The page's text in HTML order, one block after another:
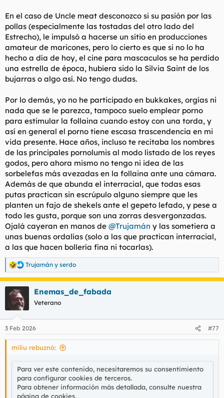
En el caso de Uncle meat desconozco si su pasión por las
pollas (especialmente las tostadas del otro lado del
Estrecho), le impulsó a hacerse un sitio en producciones
amateur de maricones, pero lo cierto es que si no lo ha
hecho a día de hoy, el cine para mascaculos se ha perdido
una estrella de época, hubiera sido la Silvia Saint de los
bujarras o algo así. No tengo dudas.
Por lo demás, yo no he participado en bukkakes, orgías ni
nada que se le parezca, tampoco suelo emplear porno
para estimular la follaina cuando estoy con una torda, y
así en general el porno tiene escasa trascendencia en mi
vida presente. Hace años, incluso te recitaba los nombres
de las principales pornolumis al modo listado de los reyes
godos, pero ahora mismo no tengo ni idea de las
sorbelefas más avezadas en la follaina ante una cámara.
Además de que abunda el interracial, que todas esas
putas practican sin escrúpulo alguno siempre que les
planten un fajo de shekels ante el gepeto lefado, y pese a
todo les gusta, porque son una zorras desvergonzadas.
Ojalá cayeran en manos de @Trujamán y las sometiera a
unas buenas ordalías (solo a las que practican interracial,
a las que hacen bollería fina ni tocarlas).
R
e
a
c
i
e
s
Trujamán y serdo
Enemas_de_fabada
Veterano
3 Feb 2026 #77
miliu rebuznó:
Para ver este contenido, necesitaremos su consentimiento
para configurar cookies de terceros.
Para obtener información más detallada, consulte nuestra
página de cookies.